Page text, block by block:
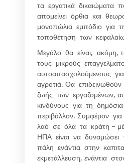
τα εργατικά δικαιώματα
απομείνει όρθια και
μονοπώλια εμπόδιο για
τοποθέτηση των
Μεγάλο θα είναι, ακόμη,
τους μικρούς
αυτοαπασχολούμενους
αγροτιά. Θα
ζωής των εργαζομένων,
κινδύνους για τη
περιβάλλον. Συμφέρον
λαό σε όλα τα κράτη –
ΗΠΑ είναι να δυναμώσει
πάλη ενάντια στην
εκμετάλλευση, ενάντια